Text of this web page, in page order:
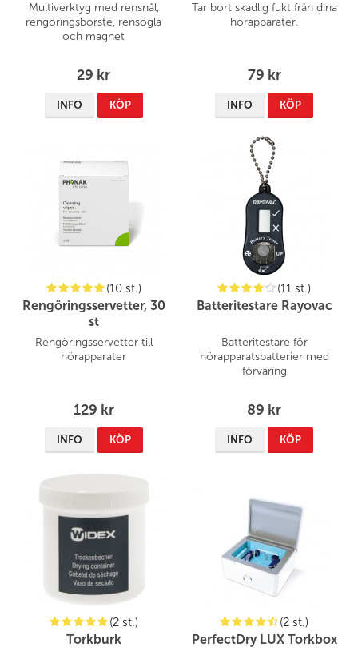
Multiverktyg med rensnål,
rengöringsborste, rensögla
och magnet
29 kr
INFO KÖP
Tar bort skadlig fukt från dina
hörapparater.
79 kr
INFO KÖP
(10 st.)
Rengöringsservetter, 30
st
Rengöringsservetter till
hörapparater
129 kr
INFO KÖP
(11 st.)
Batteritestare Rayovac
Batteritestare för
hörapparatsbatterier med
förvaring
89 kr
INFO KÖP
(2 st.)
Torkburk
(2 st.)
PerfectDry LUX Torkbox